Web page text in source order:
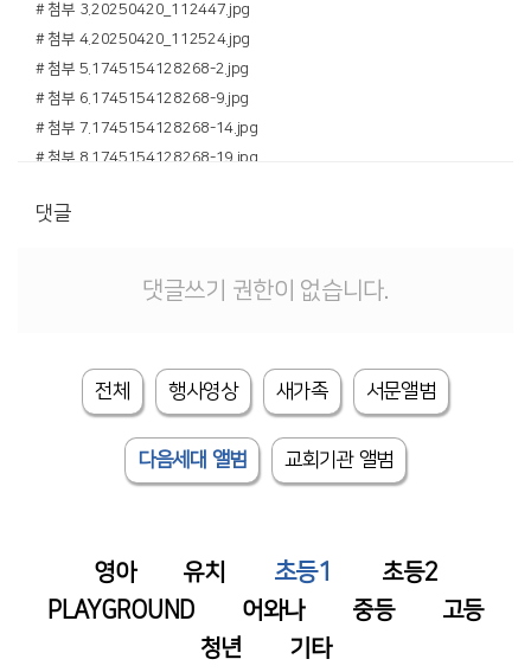
# 첨부 3.20250420_112447.jpg
# 첨부 4.20250420_112524.jpg
# 첨부 5.1745154128268-2.jpg
# 첨부 6.1745154128268-9.jpg
# 첨부 7.1745154128268-14.jpg
# 첨부 8.1745154128268-19.jpg
# 첨부 10.1745155042178-1.jpg
# 첨부 12.1745155042178-4.jpg
# 첨부 13.1745154165371-18.jpg
# 첨부 15.1745154165371-21.jpg
# 첨부 16.1745154165371-17.jpg
# 첨부 18.1745154165371-12.jpg
# 첨부 19.1745154165371-10.jpg
# 첨부 22.1745154128268-18.jpg
# 첨부 23.1745154128268-16.jpg
# 첨부 24.1745154128268-12.jpg
# 첨부 25.1745154128268-8.jpg
댓글
댓글쓰기 권한이 없습니다.
전체 행사영상 새가족 서문앨범
다음세대 앨범 교회기관 앨범
영아 유치 초등1
초등2
PLAYGROUND
어와나 중등
고등
청년
기타